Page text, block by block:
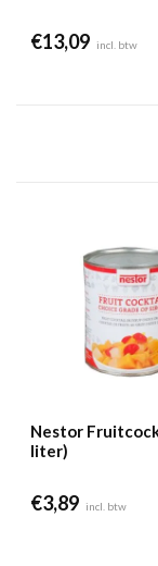
€13,09 incl. btw
Nestor
liter)
€3,89 incl. btw